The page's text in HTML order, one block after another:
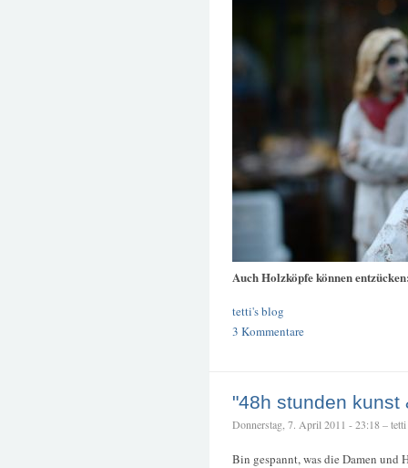
Auch Holzköpfe können
tetti's blog
3 Kommentare
"48h stunden kunst
Donnerstag, 7. April 2011 - 23:18 – tetti
Bin gespannt, was die Damen und